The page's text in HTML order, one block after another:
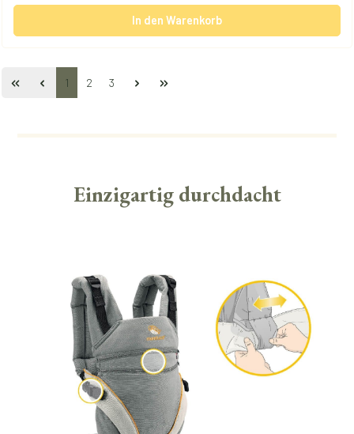
In den Warenkorb
Seite
1 Seite
2 Seite
3
Einzigartig durchdacht